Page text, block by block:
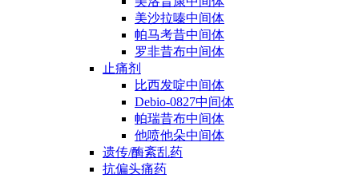
美沙拉嗪中间体
帕马考昔中间体
罗非昔布中间体
止痛剂
比西发啶中间体
Debio-0827中间体
帕瑞昔布中间体
他喷他朵中间体
遗传/酶紊乱药
抗偏头痛药